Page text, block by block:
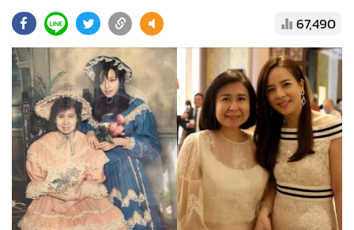
• ผู้จัดกวน
• Good health & Well-being
• Green Innovation & SD
• Management & HR
• MGR Live
Infographic
• การเมือง
• ท่องเที่ยว
• กีฬา
67,490